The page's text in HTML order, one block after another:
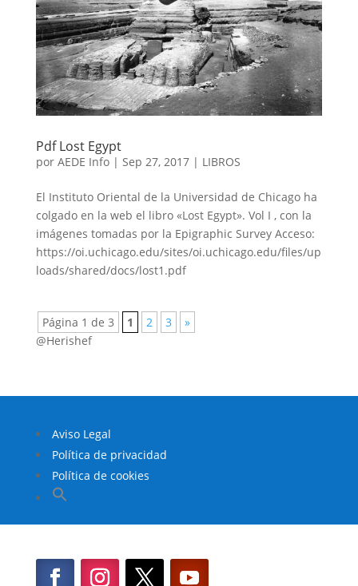
Pdf Lost Egypt
por AEDE Info| Sep 27, 2017| LIBROS
El Instituto Oriental de la Universidad de Chicago ha
colgado en la web el libro «Lost Egypt». Vol I , con la
imágenes tomadas por la Epigraphic Survey Acceso:
https://oi.uchicago.edu/sites/oi.uchicago.edu/files/up
loads/shared/docs/lost1.pdf
Página 1 de 3 1 2 3
»
@Herishef
Aviso Legal
Política de privacidad
Política de cookies
Buscar:
Botón de búsqueda